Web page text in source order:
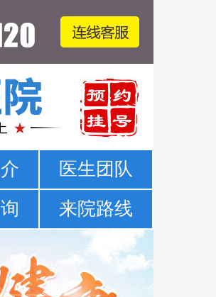
医生团队
来院路线